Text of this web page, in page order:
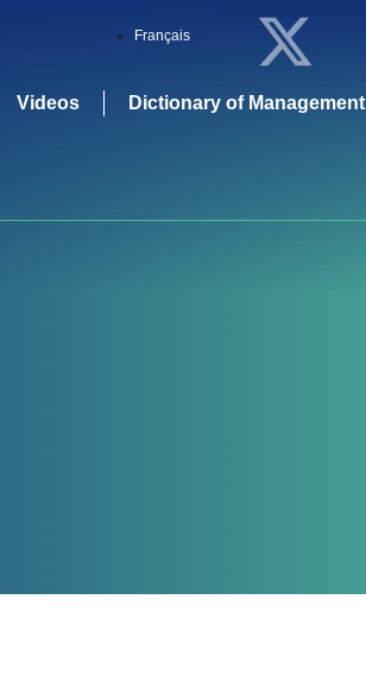
Français
Videos Dictionary of Management